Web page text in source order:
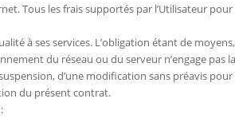
Tous les frais supportés par l’Utilisateur
à ses services. L’obligation étant de
du réseau ou du serveur n’engage pas
d’une modification sans préavis
du présent contrat.